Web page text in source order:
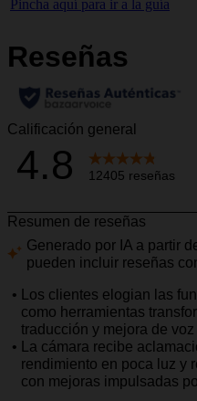
Pincha aquí para ir a la guía